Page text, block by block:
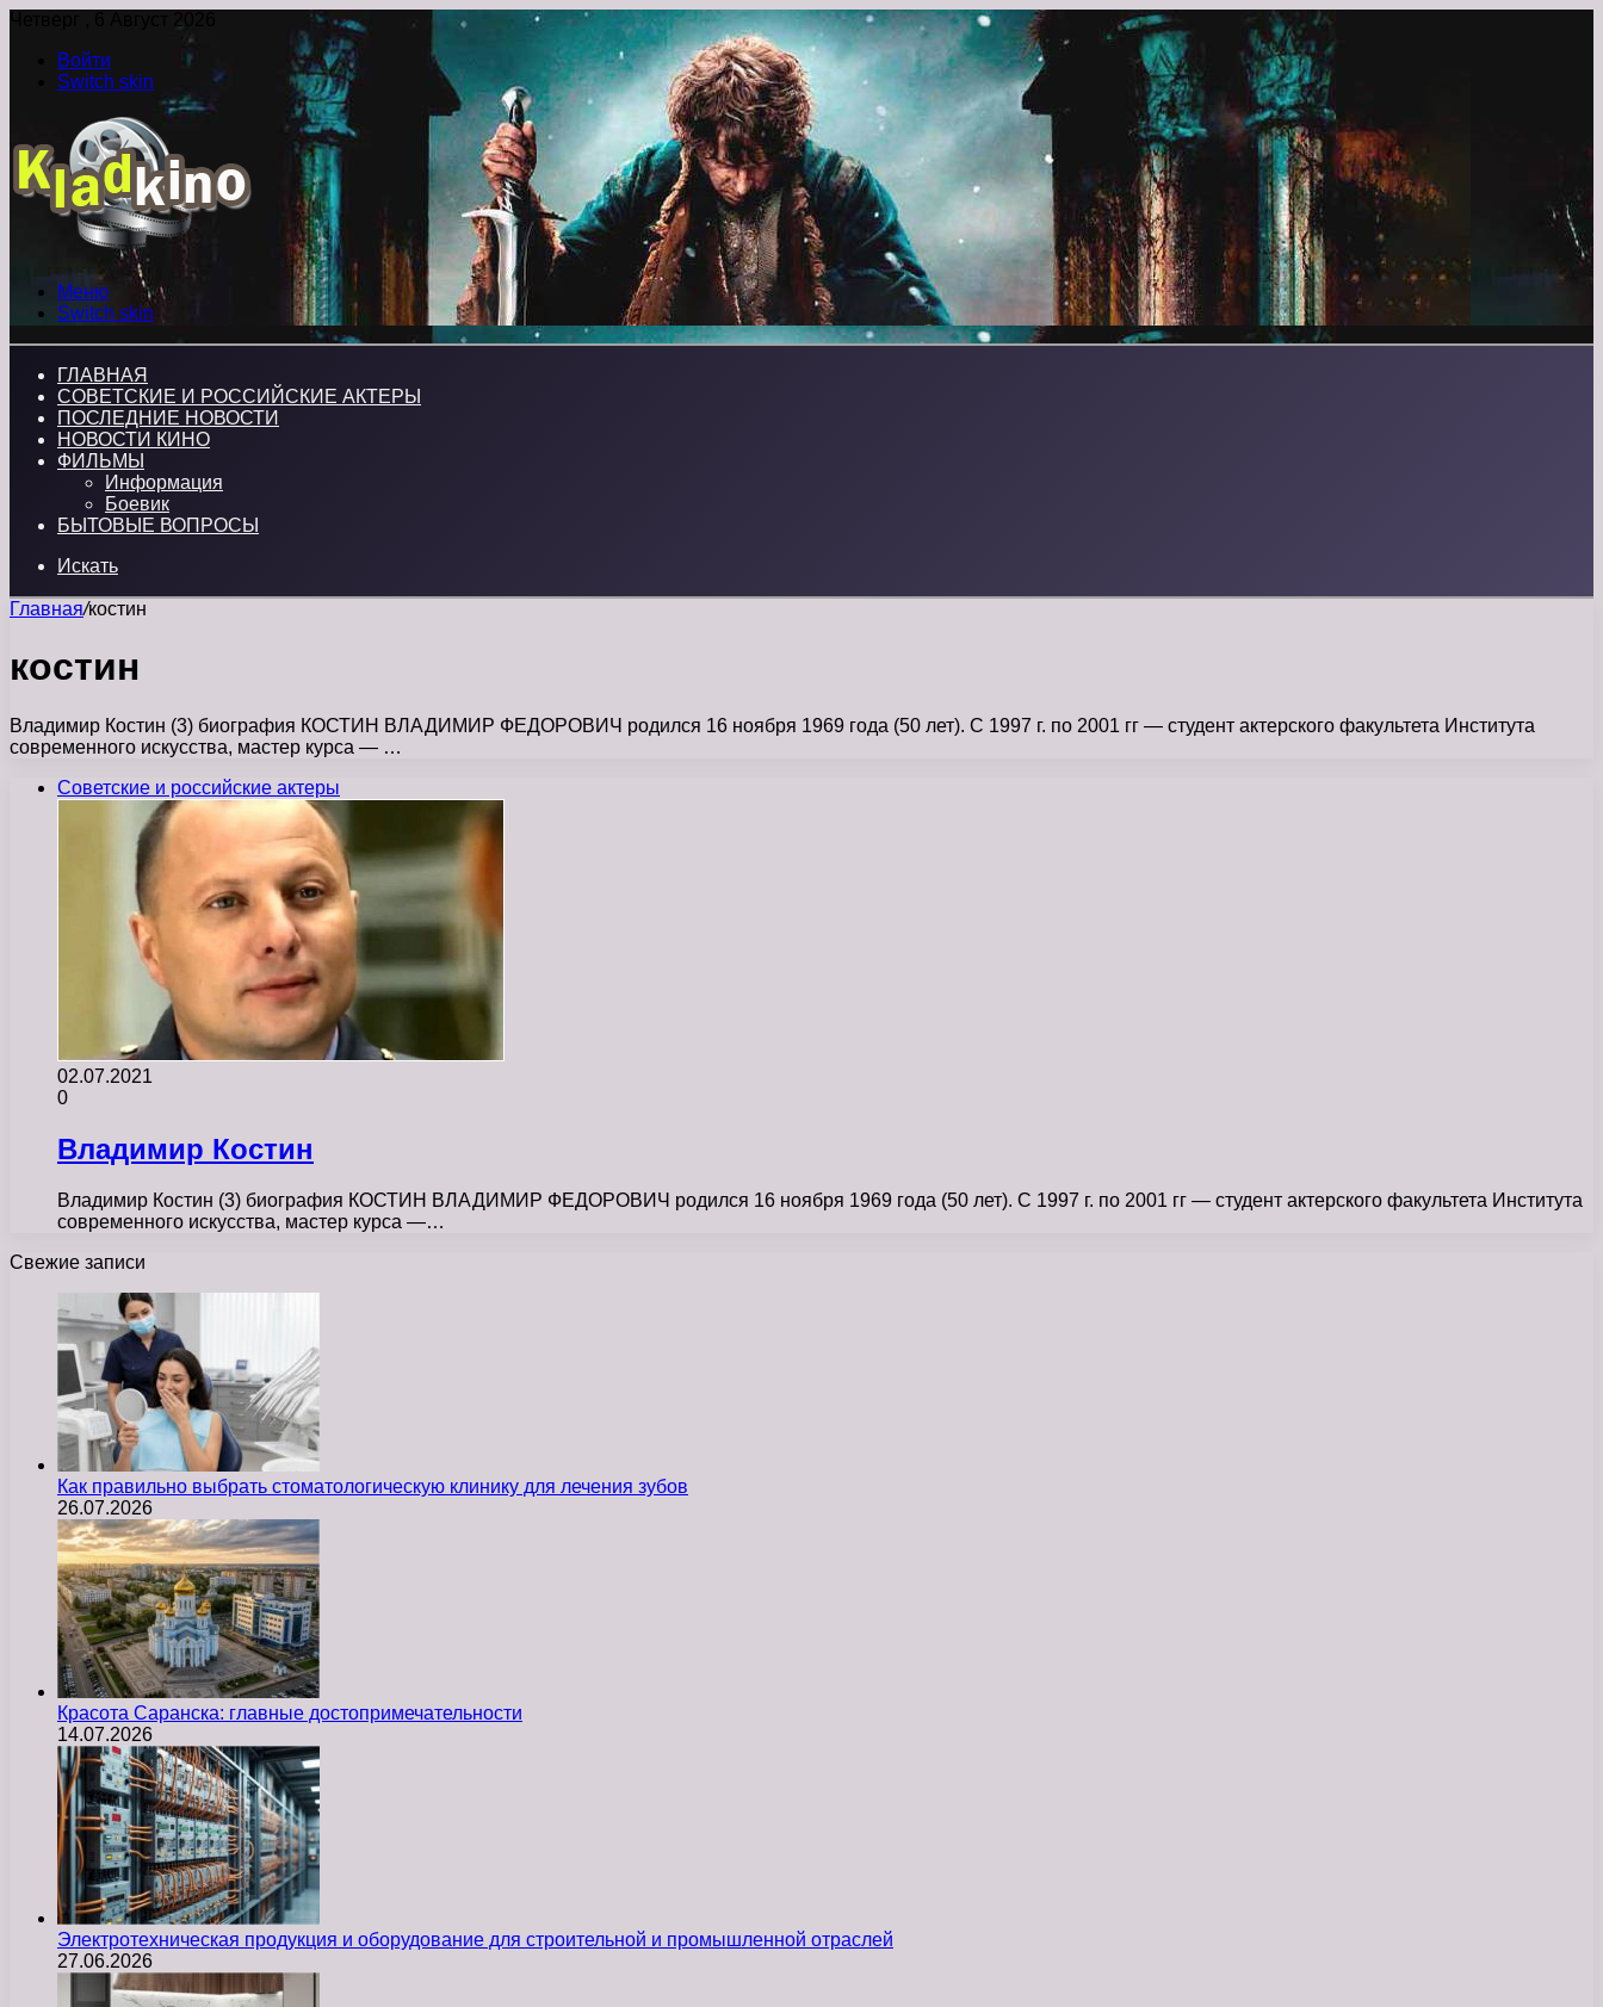
Четверг , 6 Август 2026
Войти
Switch skin
Меню
Switch skin
ГЛАВНАЯ
СОВЕТСКИЕ И РОССИЙСКИЕ АКТЕРЫ
ПОСЛЕДНИЕ НОВОСТИ
НОВОСТИ КИНО
ФИЛЬМЫ
Информация
Боевик
БЫТОВЫЕ ВОПРОСЫ
Искать
Главная/костин
костин
Владимир Костин (3) биография КОСТИН ВЛАДИМИР ФЕДОРОВИЧ родился 16 ноября 1969 года (50 лет). С 1997 г. по 2001 гг — студент актерского факультета Института
современного искусства, мастер курса — …
Советские и российские актеры
02.07.2021
0
Владимир Костин
Владимир Костин (3) биография КОСТИН ВЛАДИМИР ФЕДОРОВИЧ родился 16 ноября 1969 года (50 лет). С 1997 г. по 2001 гг — студент актерского факультета Института
современного искусства, мастер курса —…
Свежие записи
Как правильно выбрать стоматологическую клинику для лечения зубов
26.07.2026
Красота Саранска: главные достопримечательности
14.07.2026
Электротехническая продукция и оборудование для строительной и промышленной отраслей
27.06.2026